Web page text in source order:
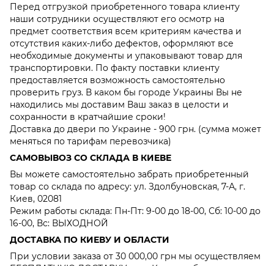
Перед отгрузкой приобретенного товара клиенту
наши сотрудники осуществляют его осмотр на
предмет соответствия всем критериям качества и
отсутствия каких-либо дефектов, оформляют все
необходимые документы и упаковывают товар для
транспортировки. По факту поставки клиенту
предоставляется возможность самостоятельно
проверить груз. В каком бы городе Украины Вы не
находились мы доставим Ваш заказ в целости и
сохранности в кратчайшие сроки!
Доставка до двери по Украине - 900 грн. (сумма может
меняться по тарифам перевозчика)
САМОВЫВОЗ СО СКЛАДА В КИЕВЕ
Вы можете самостоятельно забрать приобретенный
товар со склада по адресу: ул. Здолбуновская, 7-А, г.
Киев, 02081
Режим работы склада: Пн-Пт: 9-00 до 18-00, Сб: 10-00 до
16-00, Вс: ВЫХОДНОЙ
ДОСТАВКА ПО КИЕВУ И ОБЛАСТИ
При условии заказа от 30 000,00 грн мы осуществляем